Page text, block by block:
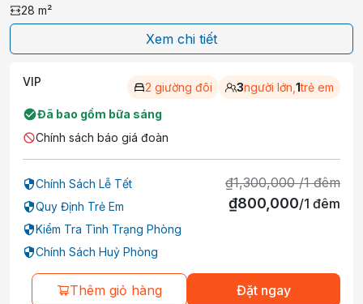
28 m²
Xem chi tiết
VIP 2 giường đôi 3người lớn, 1trẻ em
Đã bao gồm bữa sáng
Chính sách báo giá đoàn
Chính Sách Lễ Tết
Quy Định Trẻ Em
Kiểm Tra Tình Trạng Phòng
Chính Sách Huỷ Phòng
₫1,300,000 /1 đêm
₫800,000/1 đêm
Thêm giỏ hàng Đặt ngay